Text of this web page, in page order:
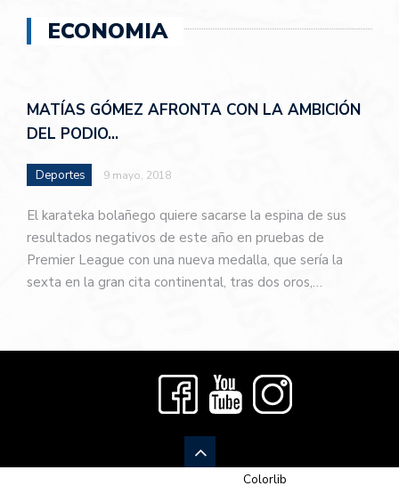
ECONOMIA
MATÍAS GÓMEZ AFRONTA CON LA AMBICIÓN
DEL PODIO…
Deportes 9 mayo, 2018
El karateka bolañego quiere sacarse la espina de sus
resultados negativos de este año en pruebas de
Premier League con una nueva medalla, que sería la
sexta en la gran cita continental, tras dos oros,…
Colorlib